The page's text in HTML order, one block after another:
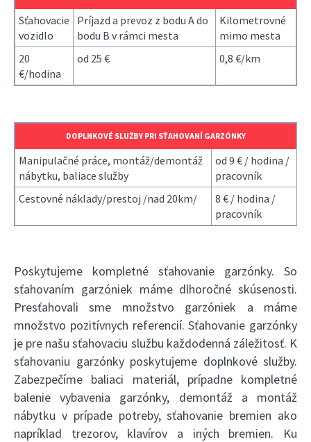
Sťahovacie
vozidlo
Príjazd a prevoz z bodu A do
bodu B v rámci mesta
Kilometrovné
mimo mesta
20
€/hodina
od 25 € 0,8 €/km
DOPLNKOVÉ SLUŽBY PRI SŤAHOVANÍ GARZÓNKY
Manipulačné práce, montáž/demontáž
nábytku, baliace služby
od 9 € / hodina /
pracovník
Cestovné náklady/prestoj /nad 20km/
8 € / hodina /
pracovník
Poskytujeme kompletné sťahovanie garzónky. So
sťahovaním garzóniek máme dlhoročné skúsenosti.
Presťahovali sme množstvo garzóniek a máme
množstvo pozitívnych referencií. Sťahovanie garzónky
je pre našu sťahovaciu službu každodenná záležitosť. K
sťahovaniu garzónky poskytujeme doplnkové služby.
Zabezpečíme baliaci materiál, prípadne kompletné
balenie vybavenia garzónky, demontáž a montáž
nábytku v prípade potreby, sťahovanie bremien ako
napríklad trezorov, klavírov a iných bremien. Ku